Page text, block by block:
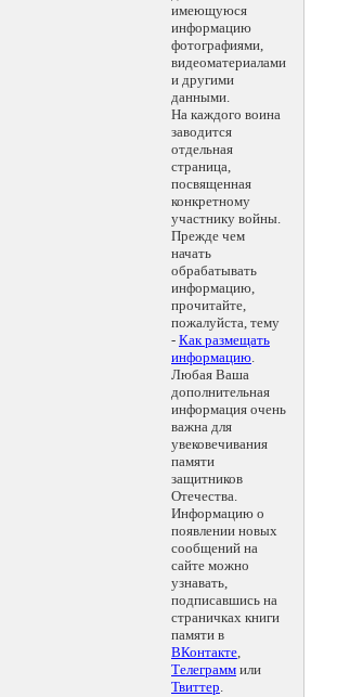
имеющуюся
информацию
фотографиями,
видеоматериалами
и другими
данными.
На каждого воина
заводится
отдельная
страница,
посвященная
конкретному
участнику войны.
Прежде чем
начать
обрабатывать
информацию,
прочитайте,
пожалуйста, тему
- Как размещать
информацию.
Любая Ваша
дополнительная
информация очень
важна для
увековечивания
памяти
защитников
Отечества.
Информацию о
появлении новых
сообщений на
сайте можно
узнавать,
подписавшись на
страничках книги
памяти в
ВКонтакте,
Телеграмм или
Твиттер.